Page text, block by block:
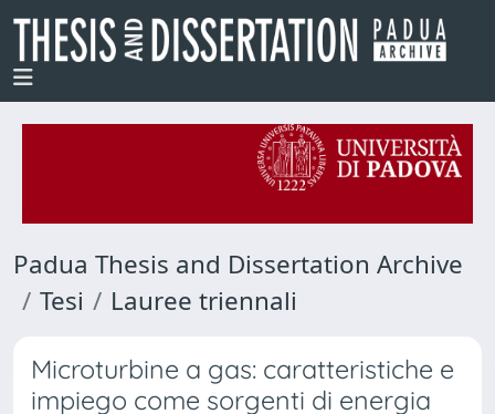
Padua Thesis and Dissertation Archive
Tesi
Lauree triennali
Microturbine a gas: caratteristiche e
impiego come sorgenti di energia